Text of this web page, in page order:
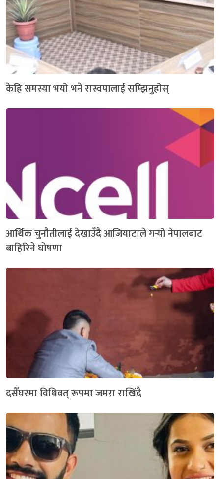
केहि समस्या भयो भने रास्वपालाई सम्झिनुहोस्
आर्थिक चुनौतीलाई देखाउँदै आजियाटाले गर्‍यो नेपालबाट
बाहिरिने घोषणा
दसैँघरमा विधिवत् रूपमा जमरा राखिंदै